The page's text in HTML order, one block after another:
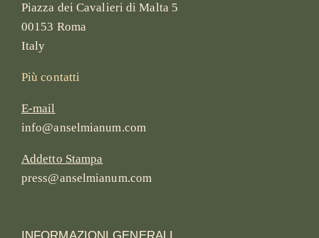
Piazza dei Cavalieri di Malta 5
00153 Roma
Italy
Più contatti
E-mail
info@anselmianum.com
Addetto Stampa
press@anselmianum.com